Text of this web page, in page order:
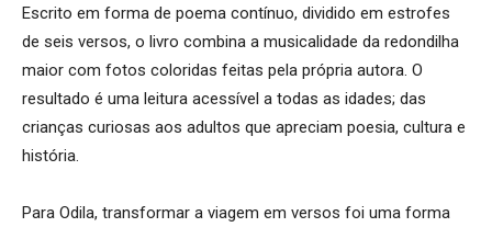
Escrito em forma de poema contínuo, dividido em estrofes
de seis versos, o livro combina a musicalidade da redondilha
maior com fotos coloridas feitas pela própria autora. O
resultado é uma leitura acessível a todas as idades; das
crianças curiosas aos adultos que apreciam poesia, cultura e
história.
Para Odila, transformar a viagem em versos foi uma forma